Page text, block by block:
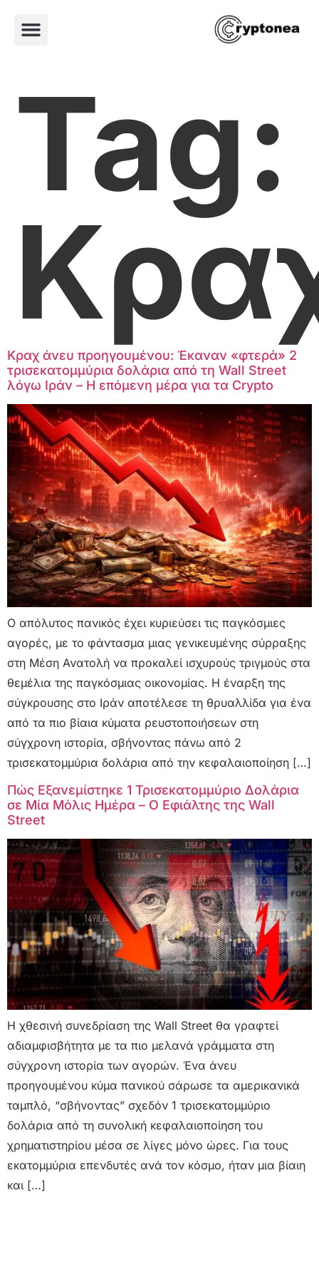
Tag:
Κραχ άνευ προηγουμένου: Έκαναν «φτερά» 2
τρισεκατομμύρια δολάρια από τη Wall Street
λόγω Ιράν – Η επόμενη μέρα για τα Crypto
Ο απόλυτος πανικός έχει κυριεύσει τις παγκόσμιες
αγορές, με το φάντασμα μιας γενικευμένης σύρραξης
στη Μέση Ανατολή να προκαλεί ισχυρούς τριγμούς στα
θεμέλια της παγκόσμιας οικονομίας. Η έναρξη της
σύγκρουσης στο Ιράν αποτέλεσε τη θρυαλλίδα για ένα
από τα πιο βίαια κύματα ρευστοποιήσεων στη
σύγχρονη ιστορία, σβήνοντας πάνω από 2
τρισεκατομμύρια δολάρια από την κεφαλαιοποίηση […]
Πώς Εξανεμίστηκε 1 Τρισεκατομμύριο Δολάρια
σε Μία Μόλις Ημέρα – Ο Εφιάλτης της Wall
Street
Η χθεσινή συνεδρίαση της Wall Street θα γραφτεί
αδιαμφισβήτητα με τα πιο μελανά γράμματα στη
σύγχρονη ιστορία των αγορών. Ένα άνευ
προηγουμένου κύμα πανικού σάρωσε τα αμερικανικά
ταμπλό, “σβήνοντας” σχεδόν 1 τρισεκατομμύριο
δολάρια από τη συνολική κεφαλαιοποίηση του
χρηματιστηρίου μέσα σε λίγες μόνο ώρες. Για τους
εκατομμύρια επενδυτές ανά τον κόσμο, ήταν μια βίαιη
και […]